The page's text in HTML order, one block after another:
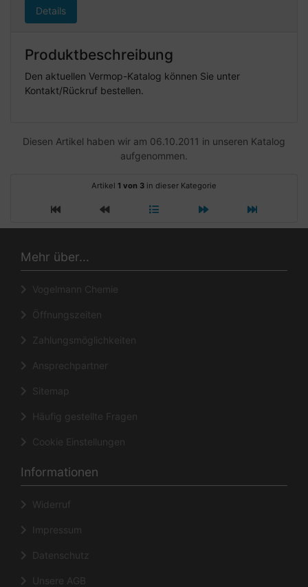
Details
Produktbeschreibung
Den aktuellen Vermop-Katalog können Sie unter
Kontakt/Rückruf bestellen.
Diesen Artikel haben wir am 06.10.2011 in unseren Katalog
aufgenommen.
Artikel 1 von 3 in dieser Kategorie
Mehr über...
Vogelmann Chemie
Öffnungszeiten
Zahlungsmöglichkeiten
Ansprechpartner
Sitemap
Häufig gestellte Fragen
Cookie Einstellungen
Informationen
Widerruf
Impressum
Datenschutz
Unsere AGB